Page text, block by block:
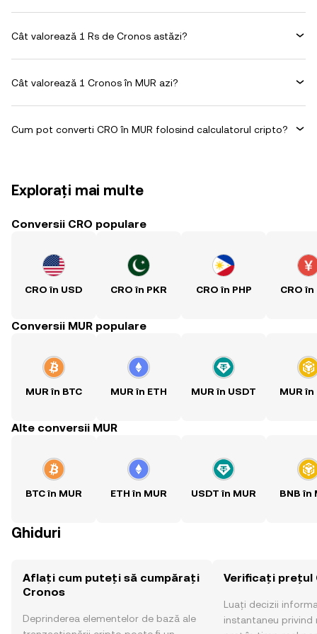
Cât valorează 1 Rs de Cronos astăzi?
Cât valorează 1 Cronos în MUR azi?
Cum pot converti CRO în MUR folosind calculatorul cripto?
Explorați mai multe
Conversii CRO populare
CRO în USD CRO în PKR CRO în PHP CRO în
Conversii MUR populare
MUR în BTC MUR în ETH MUR în USDT MUR în
Alte conversii MUR
BTC în MUR ETH în MUR USDT în MUR BNB în
Ghiduri
Aflați cum puteți să cumpărați
Cronos
Deprinderea elementelor de bază ale
Verificați prețul
Luați decizii
instantaneu privind